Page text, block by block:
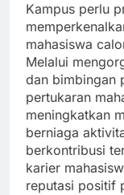
Kampus perlu
mahasiswa
Melalui
dan bimbingan
pertukaran
meningkatkan
berniaga
berkontribusi
karier
reputasi positif